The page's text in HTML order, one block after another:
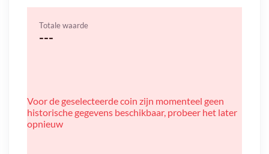
Totale waarde
---
Voor de geselecteerde coin zijn momenteel geen
historische gegevens beschikbaar, probeer het later
opnieuw